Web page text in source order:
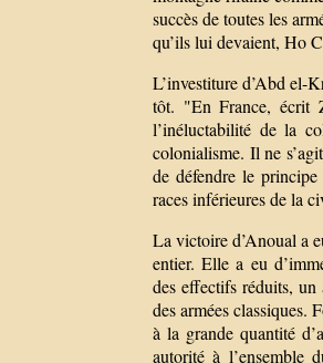
succès de toutes les
qu’ils lui devaient, Ho
L’investiture d’Abd el-
tôt. "En France, écrit
l’inéluctabilité de la
colonialisme. Il ne
de défendre le
races inférieures de la
La victoire d’Anoual a
entier. Elle a eu
des effectifs réduits,
des armées classiques.
à la grande quantité
autorité à